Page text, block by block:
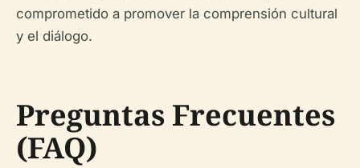
comprometido a promover la comprensión cultural
y el diálogo.
Preguntas Frecuentes
(FAQ)